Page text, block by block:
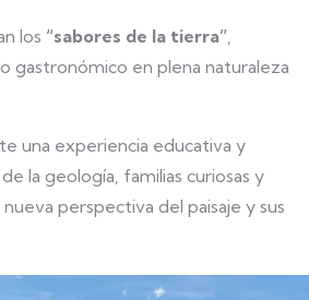
los “sabores de la tierra”
gastronómico en plena naturaleza
una experiencia educativa y
la geología, familias curiosas y
perspectiva del paisaje y sus